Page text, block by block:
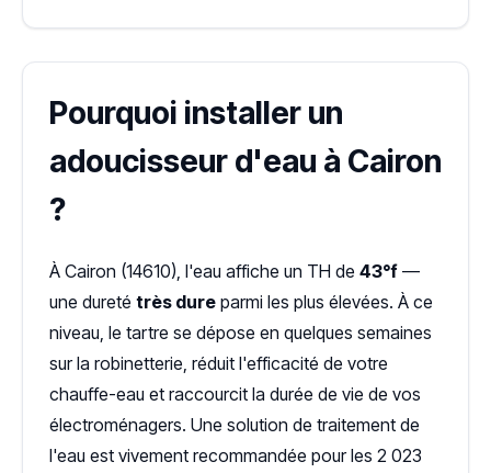
Pourquoi installer un
adoucisseur d'eau à Cairon
?
À Cairon (14610), l'eau affiche un TH de 43°f —
une dureté très dure parmi les plus élevées. À ce
niveau, le tartre se dépose en quelques semaines
sur la robinetterie, réduit l'efficacité de votre
chauffe-eau et raccourcit la durée de vie de vos
électroménagers. Une solution de traitement de
l'eau est vivement recommandée pour les 2 023